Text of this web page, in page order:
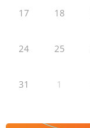
17 18
24 25
31 1